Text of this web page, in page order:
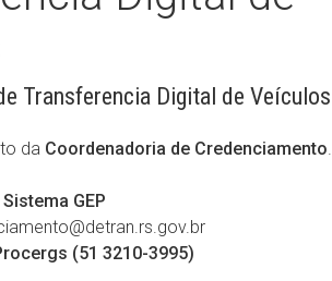
Transferencia Digital de Veículos
da Coordenadoria de Credenciamento.
GEP
(51 3210-3995)